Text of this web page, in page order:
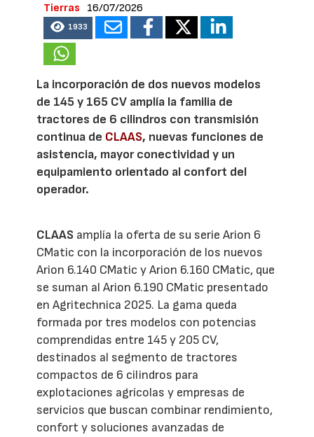
Tierras
16/07/2026
1933
La incorporación de dos nuevos modelos
de 145 y 165 CV amplía la familia de
tractores de 6 cilindros con transmisión
continua de CLAAS, nuevas funciones de
asistencia, mayor conectividad y un
equipamiento orientado al confort del
operador.
CLAAS amplía la oferta de su serie Arion 6
CMatic con la incorporación de los nuevos
Arion 6.140 CMatic y Arion 6.160 CMatic, que
se suman al Arion 6.190 CMatic presentado
en Agritechnica 2025. La gama queda
formada por tres modelos con potencias
comprendidas entre 145 y 205 CV,
destinados al segmento de tractores
compactos de 6 cilindros para
explotaciones agrícolas y empresas de
servicios que buscan combinar rendimiento,
confort y soluciones avanzadas de